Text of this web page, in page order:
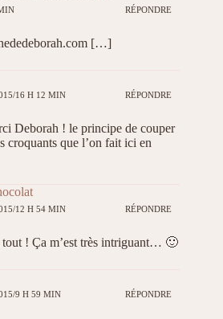
RÉPONDRE
[…]
16 H 12 MIN RÉPONDRE
Deborah ! le principe de couper
croquants que l’on fait ici en
12 H 54 MIN RÉPONDRE
tout ! Ça m’est très intriguant… 🙂
9 H 59 MIN RÉPONDRE